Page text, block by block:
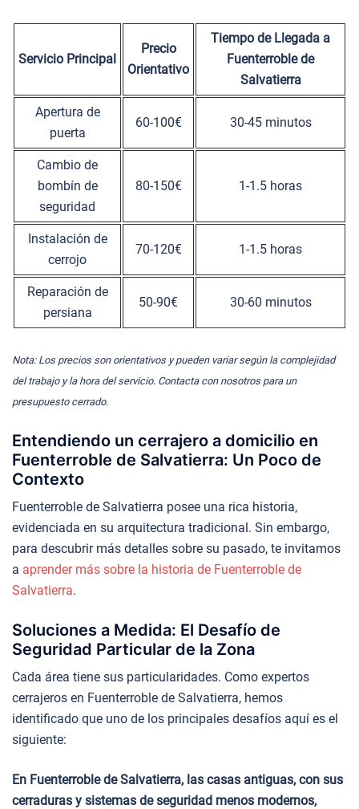
Servicio Principal
Precio
Orientativo
Tiempo de Llegada a
Fuenterroble de
Salvatierra
Apertura de
puerta
60-100€ 30-45 minutos
Cambio de
bombín de
seguridad
80-150€ 1-1.5 horas
Instalación de
cerrojo
70-120€ 1-1.5 horas
Reparación de
persiana
50-90€ 30-60 minutos
Nota: Los precios son orientativos y pueden variar según la complejidad
del trabajo y la hora del servicio. Contacta con nosotros para un
presupuesto cerrado.
Entendiendo un cerrajero a domicilio en
Fuenterroble de Salvatierra: Un Poco de
Contexto
Fuenterroble de Salvatierra posee una rica historia,
evidenciada en su arquitectura tradicional. Sin embargo,
para descubrir más detalles sobre su pasado, te invitamos
a aprender más sobre la historia de Fuenterroble de
Salvatierra.
Soluciones a Medida: El Desafío de
Seguridad Particular de la Zona
Cada área tiene sus particularidades. Como expertos
cerrajeros en Fuenterroble de Salvatierra, hemos
identificado que uno de los principales desafíos aquí es el
siguiente:
En Fuenterroble de Salvatierra, las casas antiguas, con sus
cerraduras y sistemas de seguridad menos modernos,